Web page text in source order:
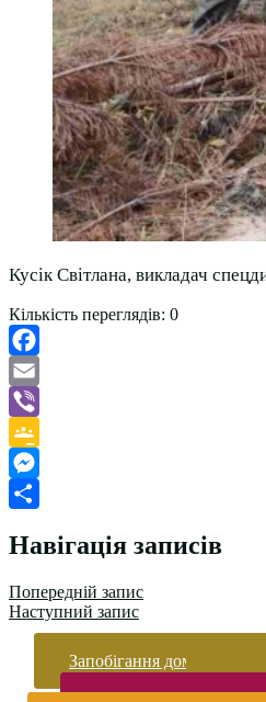
Кусік Світлана, викладач
Кількість переглядів: 0
Facebook
Email
Viber
Google
Classroom
Messenger
Навігація записів
Попередній запис
Наступний запис
Запобігання домашньому